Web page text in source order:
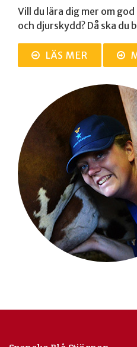
Vill du lära dig mer om
och djurskydd? Då ska du
LÄS MER